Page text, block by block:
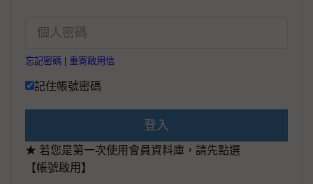
忘記密碼 重寄啟用信
記住帳號密碼
登入
★ 若您是第一次使用會員資料庫，請先點選
【帳號啟用】